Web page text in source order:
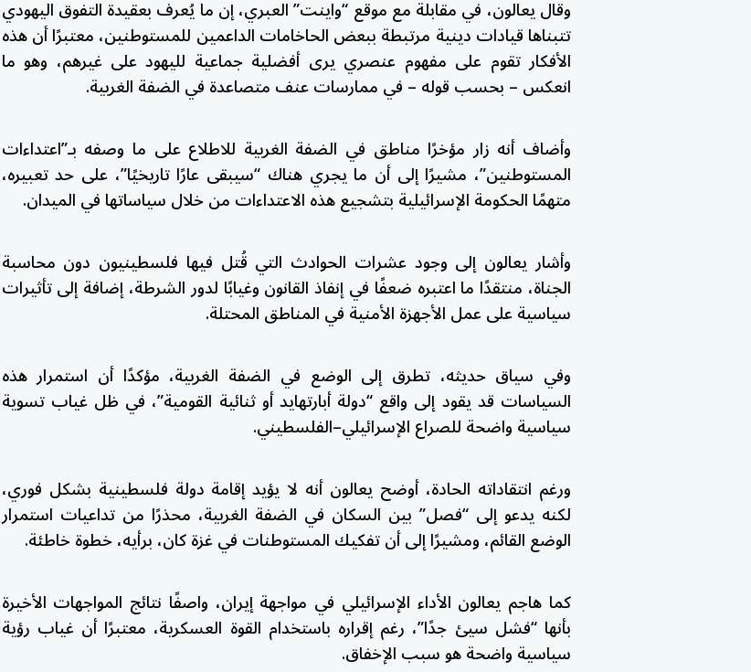
وقال يعالون، في مقابلة مع موقع “واينت” العبري، إن ما يُعرف بعقيدة التفوق اليهودي
تتبناها قيادات دينية مرتبطة ببعض الحاخامات الداعمين للمستوطنين، معتبرًا أن هذه
الأفكار تقوم على مفهوم عنصري يرى أفضلية جماعية لليهود على غيرهم، وهو ما
انعكس – بحسب قوله – في ممارسات عنف متصاعدة في الضفة الغربية.
وأضاف أنه زار مؤخرًا مناطق في الضفة الغربية للاطلاع على ما وصفه بـ”اعتداءات
المستوطنين”، مشيرًا إلى أن ما يجري هناك “سيبقى عارًا تاريخيًا”، على حد تعبيره،
متهمًا الحكومة الإسرائيلية بتشجيع هذه الاعتداءات من خلال سياساتها في الميدان.
وأشار يعالون إلى وجود عشرات الحوادث التي قُتل فيها فلسطينيون دون محاسبة
الجناة، منتقدًا ما اعتبره ضعفًا في إنفاذ القانون وغيابًا لدور الشرطة، إضافة إلى تأثيرات
سياسية على عمل الأجهزة الأمنية في المناطق المحتلة.
وفي سياق حديثه، تطرق إلى الوضع في الضفة الغربية، مؤكدًا أن استمرار هذه
السياسات قد يقود إلى واقع “دولة أبارتهايد أو ثنائية القومية”، في ظل غياب تسوية
سياسية واضحة للصراع الإسرائيلي–الفلسطيني.
ورغم انتقاداته الحادة، أوضح يعالون أنه لا يؤيد إقامة دولة فلسطينية بشكل فوري،
لكنه يدعو إلى “فصل” بين السكان في الضفة الغربية، محذرًا من تداعيات استمرار
الوضع القائم، ومشيرًا إلى أن تفكيك المستوطنات في غزة كان، برأيه، خطوة خاطئة.
كما هاجم يعالون الأداء الإسرائيلي في مواجهة إيران، واصفًا نتائج المواجهات الأخيرة
بأنها “فشل سيئ جدًا”، رغم إقراره باستخدام القوة العسكرية، معتبرًا أن غياب رؤية
سياسية واضحة هو سبب الإخفاق.